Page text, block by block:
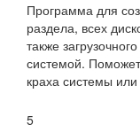
Программа для
раздела, всех
также
системой.
краха системы
5